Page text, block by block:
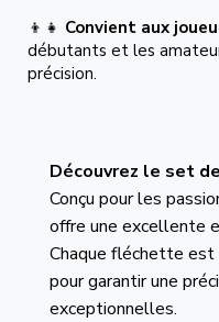
Découvrez le set
Conçu pour les
offre une excellente
Chaque fléchette est
pour garantir une
exceptionnelles.
👦👧 Convient aux
débutants et les
précision.